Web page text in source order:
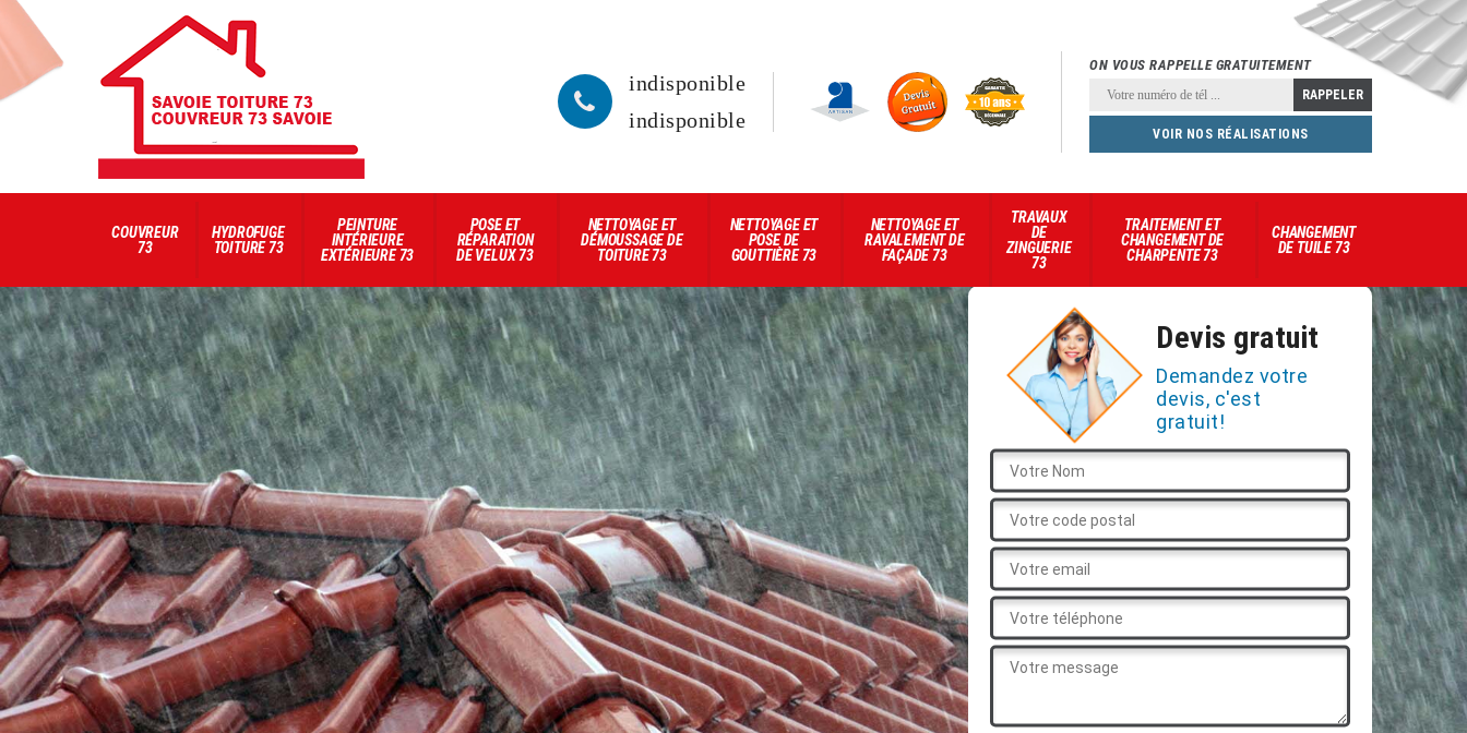
indisponible
indisponible
ON VOUS RAPPELLE GRATUITEMENT
VOIR NOS RÉALISATIONS
COUVREUR
73
HYDROFUGE
TOITURE 73
PEINTURE
INTÉRIEURE
EXTÉRIEURE 73
POSE ET
RÉPARATION
DE VELUX 73
NETTOYAGE ET
DÉMOUSSAGE DE
TOITURE 73
NETTOYAGE ET
POSE DE
GOUTTIÈRE 73
NETTOYAGE ET
RAVALEMENT DE
FAÇADE 73
TRAVAUX
DE
ZINGUERIE
73
TRAITEMENT ET
CHANGEMENT DE
CHARPENTE 73
CHANGEMENT
DE TUILE 73
Devis gratuit
Demandez votre
devis, c'est
gratuit!